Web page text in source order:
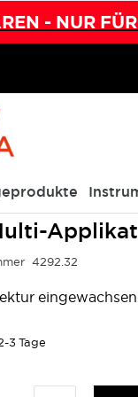
- NUR
4292.32
3 Tage